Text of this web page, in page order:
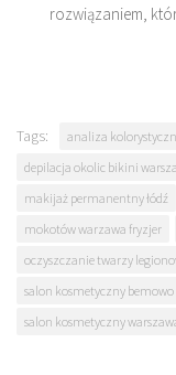
rozwiązaniem,
Tags: analiza
depilacja okolic bikini
makijaż permanentny łódź
mokotów warzawa fryzjer
oczyszczanie twarzy
salon kosmetyczny bemowo
salon kosmetyczny